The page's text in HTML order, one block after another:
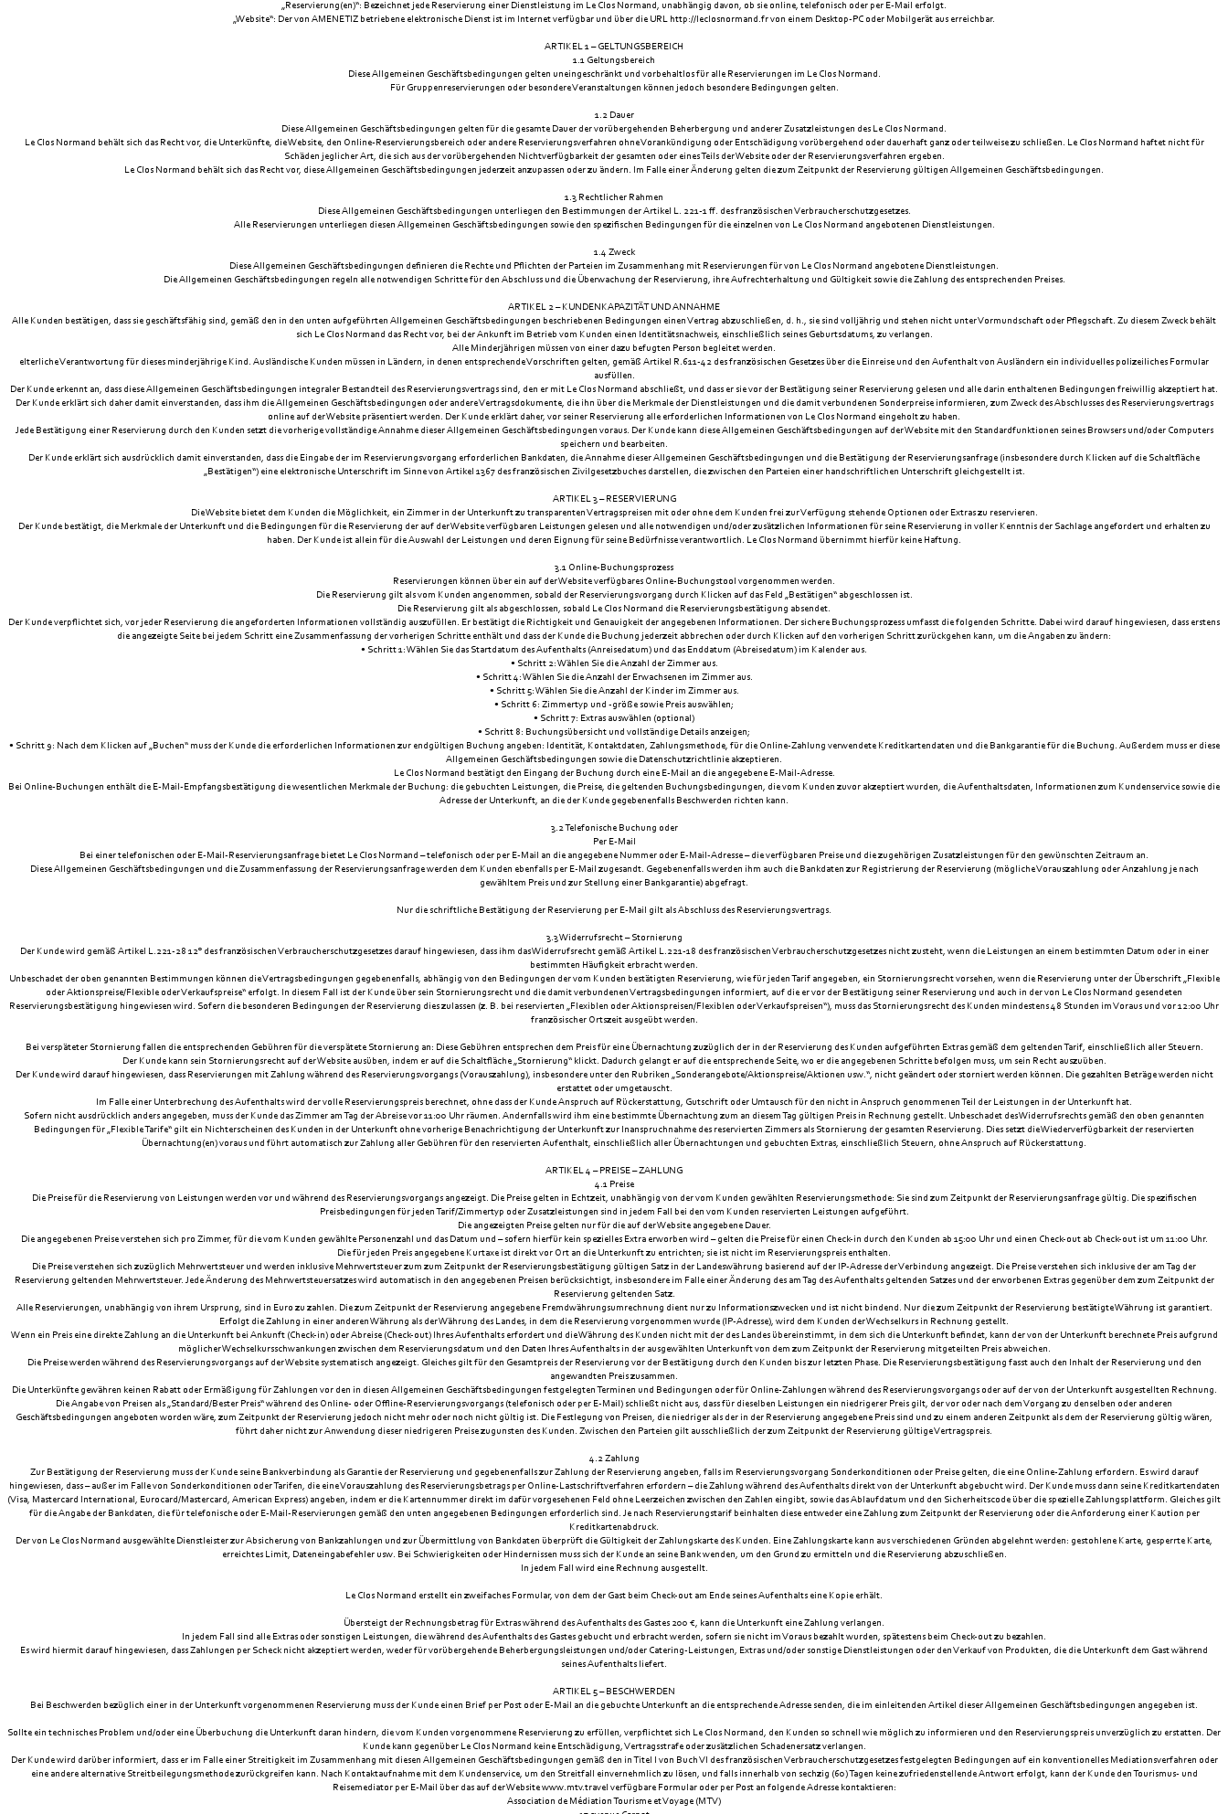
„Reservierung(en)“: Bezeichnet jede Reservierung einer Dienstleistung im Le Clos Normand, unabhängig davon, ob sie online, telefonisch oder per E-Mail erfolgt.
„Website“: Der von AMENETIZ betriebene elektronische Dienst ist im Internet verfügbar und über die URL http://leclosnormand.fr von einem Desktop-PC oder Mobilgerät aus erreichbar.
ARTIKEL 1 – GELTUNGSBEREICH
1.1 Geltungsbereich
Diese Allgemeinen Geschäftsbedingungen gelten uneingeschränkt und vorbehaltlos für alle Reservierungen im Le Clos Normand.
Für Gruppenreservierungen oder besondere Veranstaltungen können jedoch besondere Bedingungen gelten.
1.2 Dauer
Diese Allgemeinen Geschäftsbedingungen gelten für die gesamte Dauer der vorübergehenden Beherbergung und anderer Zusatzleistungen des Le Clos Normand.
Le Clos Normand behält sich das Recht vor, die Unterkünfte, die Website, den Online-Reservierungsbereich oder andere Reservierungsverfahren ohne Vorankündigung oder Entschädigung vorübergehend oder dauerhaft ganz oder teilweise zu schließen. Le Clos Normand haftet nicht für
Schäden jeglicher Art, die sich aus der vorübergehenden Nichtverfügbarkeit der gesamten oder eines Teils der Website oder der Reservierungsverfahren ergeben.
Le Clos Normand behält sich das Recht vor, diese Allgemeinen Geschäftsbedingungen jederzeit anzupassen oder zu ändern. Im Falle einer Änderung gelten die zum Zeitpunkt der Reservierung gültigen Allgemeinen Geschäftsbedingungen.
1.3 Rechtlicher Rahmen
Diese Allgemeinen Geschäftsbedingungen unterliegen den Bestimmungen der Artikel L. 221-1 ff. des französischen Verbraucherschutzgesetzes.
Alle Reservierungen unterliegen diesen Allgemeinen Geschäftsbedingungen sowie den spezifischen Bedingungen für die einzelnen von Le Clos Normand angebotenen Dienstleistungen.
1.4 Zweck
Diese Allgemeinen Geschäftsbedingungen definieren die Rechte und Pflichten der Parteien im Zusammenhang mit Reservierungen für von Le Clos Normand angebotene Dienstleistungen.
Die Allgemeinen Geschäftsbedingungen regeln alle notwendigen Schritte für den Abschluss und die Überwachung der Reservierung, ihre Aufrechterhaltung und Gültigkeit sowie die Zahlung des entsprechenden Preises.
ARTIKEL 2 – KUNDENKAPAZITÄT UND ANNAHME
Alle Kunden bestätigen, dass sie geschäftsfähig sind, gemäß den in den unten aufgeführten Allgemeinen Geschäftsbedingungen beschriebenen Bedingungen einen Vertrag abzuschließen, d. h., sie sind volljährig und stehen nicht unter Vormundschaft oder Pflegschaft. Zu diesem Zweck behält
sich Le Clos Normand das Recht vor, bei der Ankunft im Betrieb vom Kunden einen Identitätsnachweis, einschließlich seines Geburtsdatums, zu verlangen.
Alle Minderjährigen müssen von einer dazu befugten Person begleitet werden.
elterliche Verantwortung für dieses minderjährige Kind. Ausländische Kunden müssen in Ländern, in denen entsprechende Vorschriften gelten, gemäß Artikel R.611-42 des französischen Gesetzes über die Einreise und den Aufenthalt von Ausländern ein individuelles polizeiliches Formular
ausfüllen.
Der Kunde erkennt an, dass diese Allgemeinen Geschäftsbedingungen integraler Bestandteil des Reservierungsvertrags sind, den er mit Le Clos Normand abschließt, und dass er sie vor der Bestätigung seiner Reservierung gelesen und alle darin enthaltenen Bedingungen freiwillig akzeptiert hat.
Der Kunde erklärt sich daher damit einverstanden, dass ihm die Allgemeinen Geschäftsbedingungen oder andere Vertragsdokumente, die ihn über die Merkmale der Dienstleistungen und die damit verbundenen Sonderpreise informieren, zum Zweck des Abschlusses des Reservierungsvertrags
online auf der Website präsentiert werden. Der Kunde erklärt daher, vor seiner Reservierung alle erforderlichen Informationen von Le Clos Normand eingeholt zu haben.
Jede Bestätigung einer Reservierung durch den Kunden setzt die vorherige vollständige Annahme dieser Allgemeinen Geschäftsbedingungen voraus. Der Kunde kann diese Allgemeinen Geschäftsbedingungen auf der Website mit den Standardfunktionen seines Browsers und/oder Computers
speichern und bearbeiten.
Der Kunde erklärt sich ausdrücklich damit einverstanden, dass die Eingabe der im Reservierungsvorgang erforderlichen Bankdaten, die Annahme dieser Allgemeinen Geschäftsbedingungen und die Bestätigung der Reservierungsanfrage (insbesondere durch Klicken auf die Schaltfläche
„Bestätigen“) eine elektronische Unterschrift im Sinne von Artikel 1367 des französischen Zivilgesetzbuches darstellen, die zwischen den Parteien einer handschriftlichen Unterschrift gleichgestellt ist.
ARTIKEL 3 – RESERVIERUNG
Die Website bietet dem Kunden die Möglichkeit, ein Zimmer in der Unterkunft zu transparenten Vertragspreisen mit oder ohne dem Kunden frei zur Verfügung stehende Optionen oder Extras zu reservieren.
Der Kunde bestätigt, die Merkmale der Unterkunft und die Bedingungen für die Reservierung der auf der Website verfügbaren Leistungen gelesen und alle notwendigen und/oder zusätzlichen Informationen für seine Reservierung in voller Kenntnis der Sachlage angefordert und erhalten zu
haben. Der Kunde ist allein für die Auswahl der Leistungen und deren Eignung für seine Bedürfnisse verantwortlich. Le Clos Normand übernimmt hierfür keine Haftung.
3.1 Online-Buchungsprozess
Reservierungen können über ein auf der Website verfügbares Online-Buchungstool vorgenommen werden.
Die Reservierung gilt als vom Kunden angenommen, sobald der Reservierungsvorgang durch Klicken auf das Feld „Bestätigen“ abgeschlossen ist.
Die Reservierung gilt als abgeschlossen, sobald Le Clos Normand die Reservierungsbestätigung absendet.
Der Kunde verpflichtet sich, vor jeder Reservierung die angeforderten Informationen vollständig auszufüllen. Er bestätigt die Richtigkeit und Genauigkeit der angegebenen Informationen. Der sichere Buchungsprozess umfasst die folgenden Schritte. Dabei wird darauf hingewiesen, dass erstens
die angezeigte Seite bei jedem Schritt eine Zusammenfassung der vorherigen Schritte enthält und dass der Kunde die Buchung jederzeit abbrechen oder durch Klicken auf den vorherigen Schritt zurückgehen kann, um die Angaben zu ändern:
• Schritt 1: Wählen Sie das Startdatum des Aufenthalts (Anreisedatum) und das Enddatum (Abreisedatum) im Kalender aus.
• Schritt 2: Wählen Sie die Anzahl der Zimmer aus.
• Schritt 4: Wählen Sie die Anzahl der Erwachsenen im Zimmer aus.
• Schritt 5: Wählen Sie die Anzahl der Kinder im Zimmer aus.
• Schritt 6: Zimmertyp und -größe sowie Preis auswählen;
• Schritt 7: Extras auswählen (optional)
• Schritt 8: Buchungsübersicht und vollständige Details anzeigen;
• Schritt 9: Nach dem Klicken auf „Buchen“ muss der Kunde die erforderlichen Informationen zur endgültigen Buchung angeben: Identität, Kontaktdaten, Zahlungsmethode, für die Online-Zahlung verwendete Kreditkartendaten und die Bankgarantie für die Buchung. Außerdem muss er diese
Allgemeinen Geschäftsbedingungen sowie die Datenschutzrichtlinie akzeptieren.
Le Clos Normand bestätigt den Eingang der Buchung durch eine E-Mail an die angegebene E-Mail-Adresse.
Bei Online-Buchungen enthält die E-Mail-Empfangsbestätigung die wesentlichen Merkmale der Buchung: die gebuchten Leistungen, die Preise, die geltenden Buchungsbedingungen, die vom Kunden zuvor akzeptiert wurden, die Aufenthaltsdaten, Informationen zum Kundenservice sowie die
Adresse der Unterkunft, an die der Kunde gegebenenfalls Beschwerden richten kann.
3.2 Telefonische Buchung oder
Per E-Mail
Bei einer telefonischen oder E-Mail-Reservierungsanfrage bietet Le Clos Normand – telefonisch oder per E-Mail an die angegebene Nummer oder E-Mail-Adresse – die verfügbaren Preise und die zugehörigen Zusatzleistungen für den gewünschten Zeitraum an.
Diese Allgemeinen Geschäftsbedingungen und die Zusammenfassung der Reservierungsanfrage werden dem Kunden ebenfalls per E-Mail zugesandt. Gegebenenfalls werden ihm auch die Bankdaten zur Registrierung der Reservierung (mögliche Vorauszahlung oder Anzahlung je nach
gewähltem Preis und zur Stellung einer Bankgarantie) abgefragt.
Nur die schriftliche Bestätigung der Reservierung per E-Mail gilt als Abschluss des Reservierungsvertrags.
3.3 Widerrufsrecht – Stornierung
Der Kunde wird gemäß Artikel L.221-28 12° des französischen Verbraucherschutzgesetzes darauf hingewiesen, dass ihm das Widerrufsrecht gemäß Artikel L.221-18 des französischen Verbraucherschutzgesetzes nicht zusteht, wenn die Leistungen an einem bestimmten Datum oder in einer
bestimmten Häufigkeit erbracht werden.
Unbeschadet der oben genannten Bestimmungen können die Vertragsbedingungen gegebenenfalls, abhängig von den Bedingungen der vom Kunden bestätigten Reservierung, wie für jeden Tarif angegeben, ein Stornierungsrecht vorsehen, wenn die Reservierung unter der Überschrift „Flexible
oder Aktionspreise/Flexible oder Verkaufspreise“ erfolgt. In diesem Fall ist der Kunde über sein Stornierungsrecht und die damit verbundenen Vertragsbedingungen informiert, auf die er vor der Bestätigung seiner Reservierung und auch in der von Le Clos Normand gesendeten
Reservierungsbestätigung hingewiesen wird. Sofern die besonderen Bedingungen der Reservierung dies zulassen (z. B. bei reservierten „Flexiblen oder Aktionspreisen/Flexiblen oder Verkaufspreisen“), muss das Stornierungsrecht des Kunden mindestens 48 Stunden im Voraus und vor 12:00 Uhr
französischer Ortszeit ausgeübt werden.
Bei verspäteter Stornierung fallen die entsprechenden Gebühren für die verspätete Stornierung an: Diese Gebühren entsprechen dem Preis für eine Übernachtung zuzüglich der in der Reservierung des Kunden aufgeführten Extras gemäß dem geltenden Tarif, einschließlich aller Steuern.
Der Kunde kann sein Stornierungsrecht auf der Website ausüben, indem er auf die Schaltfläche „Stornierung“ klickt. Dadurch gelangt er auf die entsprechende Seite, wo er die angegebenen Schritte befolgen muss, um sein Recht auszuüben.
Der Kunde wird darauf hingewiesen, dass Reservierungen mit Zahlung während des Reservierungsvorgangs (Vorauszahlung), insbesondere unter den Rubriken „Sonderangebote/Aktionspreise/Aktionen usw.“, nicht geändert oder storniert werden können. Die gezahlten Beträge werden nicht
erstattet oder umgetauscht.
Im Falle einer Unterbrechung des Aufenthalts wird der volle Reservierungspreis berechnet, ohne dass der Kunde Anspruch auf Rückerstattung, Gutschrift oder Umtausch für den nicht in Anspruch genommenen Teil der Leistungen in der Unterkunft hat.
Sofern nicht ausdrücklich anders angegeben, muss der Kunde das Zimmer am Tag der Abreise vor 11:00 Uhr räumen. Andernfalls wird ihm eine bestimmte Übernachtung zum an diesem Tag gültigen Preis in Rechnung gestellt. Unbeschadet des Widerrufsrechts gemäß den oben genannten
Bedingungen für „Flexible Tarife“ gilt ein Nichterscheinen des Kunden in der Unterkunft ohne vorherige Benachrichtigung der Unterkunft zur Inanspruchnahme des reservierten Zimmers als Stornierung der gesamten Reservierung. Dies setzt die Wiederverfügbarkeit der reservierten
Übernachtung(en) voraus und führt automatisch zur Zahlung aller Gebühren für den reservierten Aufenthalt, einschließlich aller Übernachtungen und gebuchten Extras, einschließlich Steuern, ohne Anspruch auf Rückerstattung.
ARTIKEL 4 – PREISE – ZAHLUNG
4.1 Preise
Die Preise für die Reservierung von Leistungen werden vor und während des Reservierungsvorgangs angezeigt. Die Preise gelten in Echtzeit, unabhängig von der vom Kunden gewählten Reservierungsmethode: Sie sind zum Zeitpunkt der Reservierungsanfrage gültig. Die spezifischen
Preisbedingungen für jeden Tarif/Zimmertyp oder Zusatzleistungen sind in jedem Fall bei den vom Kunden reservierten Leistungen aufgeführt.
Die angezeigten Preise gelten nur für die auf der Website angegebene Dauer.
Die angegebenen Preise verstehen sich pro Zimmer, für die vom Kunden gewählte Personenzahl und das Datum und – sofern hierfür kein spezielles Extra erworben wird – gelten die Preise für einen Check-in durch den Kunden ab 15:00 Uhr und einen Check-out ab Check-out ist um 11:00 Uhr.
Die für jeden Preis angegebene Kurtaxe ist direkt vor Ort an die Unterkunft zu entrichten; sie ist nicht im Reservierungspreis enthalten.
Die Preise verstehen sich zuzüglich Mehrwertsteuer und werden inklusive Mehrwertsteuer zum zum Zeitpunkt der Reservierungsbestätigung gültigen Satz in der Landeswährung basierend auf der IP-Adresse der Verbindung angezeigt. Die Preise verstehen sich inklusive der am Tag der
Reservierung geltenden Mehrwertsteuer. Jede Änderung des Mehrwertsteuersatzes wird automatisch in den angegebenen Preisen berücksichtigt, insbesondere im Falle einer Änderung des am Tag des Aufenthalts geltenden Satzes und der erworbenen Extras gegenüber dem zum Zeitpunkt der
Reservierung geltenden Satz.
Alle Reservierungen, unabhängig von ihrem Ursprung, sind in Euro zu zahlen. Die zum Zeitpunkt der Reservierung angegebene Fremdwährungsumrechnung dient nur zu Informationszwecken und ist nicht bindend. Nur die zum Zeitpunkt der Reservierung bestätigte Währung ist garantiert.
Erfolgt die Zahlung in einer anderen Währung als der Währung des Landes, in dem die Reservierung vorgenommen wurde (IP-Adresse), wird dem Kunden der Wechselkurs in Rechnung gestellt.
Wenn ein Preis eine direkte Zahlung an die Unterkunft bei Ankunft (Check-in) oder Abreise (Check-out) Ihres Aufenthalts erfordert und die Währung des Kunden nicht mit der des Landes übereinstimmt, in dem sich die Unterkunft befindet, kann der von der Unterkunft berechnete Preis aufgrund
möglicher Wechselkursschwankungen zwischen dem Reservierungsdatum und den Daten Ihres Aufenthalts in der ausgewählten Unterkunft von dem zum Zeitpunkt der Reservierung mitgeteilten Preis abweichen.
Die Preise werden während des Reservierungsvorgangs auf der Website systematisch angezeigt. Gleiches gilt für den Gesamtpreis der Reservierung vor der Bestätigung durch den Kunden bis zur letzten Phase. Die Reservierungsbestätigung fasst auch den Inhalt der Reservierung und den
angewandten Preis zusammen.
Die Unterkünfte gewähren keinen Rabatt oder Ermäßigung für Zahlungen vor den in diesen Allgemeinen Geschäftsbedingungen festgelegten Terminen und Bedingungen oder für Online-Zahlungen während des Reservierungsvorgangs oder auf der von der Unterkunft ausgestellten Rechnung.
Die Angabe von Preisen als „Standard/Bester Preis“ während des Online- oder Offline-Reservierungsvorgangs (telefonisch oder per E-Mail) schließt nicht aus, dass für dieselben Leistungen ein niedrigerer Preis gilt, der vor oder nach dem Vorgang zu denselben oder anderen
Geschäftsbedingungen angeboten worden wäre, zum Zeitpunkt der Reservierung jedoch nicht mehr oder noch nicht gültig ist. Die Festlegung von Preisen, die niedriger als der in der Reservierung angegebene Preis sind und zu einem anderen Zeitpunkt als dem der Reservierung gültig wären,
führt daher nicht zur Anwendung dieser niedrigeren Preise zugunsten des Kunden. Zwischen den Parteien gilt ausschließlich der zum Zeitpunkt der Reservierung gültige Vertragspreis.
4.2 Zahlung
Zur Bestätigung der Reservierung muss der Kunde seine Bankverbindung als Garantie der Reservierung und gegebenenfalls zur Zahlung der Reservierung angeben, falls im Reservierungsvorgang Sonderkonditionen oder Preise gelten, die eine Online-Zahlung erfordern. Es wird darauf
hingewiesen, dass – außer im Falle von Sonderkonditionen oder Tarifen, die eine Vorauszahlung des Reservierungsbetrags per Online-Lastschriftverfahren erfordern – die Zahlung während des Aufenthalts direkt von der Unterkunft abgebucht wird. Der Kunde muss dann seine Kreditkartendaten
(Visa, Mastercard International, Eurocard/Mastercard, American Express) angeben, indem er die Kartennummer direkt im dafür vorgesehenen Feld ohne Leerzeichen zwischen den Zahlen eingibt, sowie das Ablaufdatum und den Sicherheitscode über die spezielle Zahlungsplattform. Gleiches gilt
für die Angabe der Bankdaten, die für telefonische oder E-Mail-Reservierungen gemäß den unten angegebenen Bedingungen erforderlich sind. Je nach Reservierungstarif beinhalten diese entweder eine Zahlung zum Zeitpunkt der Reservierung oder die Anforderung einer Kaution per
Kreditkartenabdruck.
Der von Le Clos Normand ausgewählte Dienstleister zur Absicherung von Bankzahlungen und zur Übermittlung von Bankdaten überprüft die Gültigkeit der Zahlungskarte des Kunden. Eine Zahlungskarte kann aus verschiedenen Gründen abgelehnt werden: gestohlene Karte, gesperrte Karte,
erreichtes Limit, Dateneingabefehler usw. Bei Schwierigkeiten oder Hindernissen muss sich der Kunde an seine Bank wenden, um den Grund zu ermitteln und die Reservierung abzuschließen.
In jedem Fall wird eine Rechnung ausgestellt.
Le Clos Normand erstellt ein zweifaches Formular, von dem der Gast beim Check-out am Ende seines Aufenthalts eine Kopie erhält.
Übersteigt der Rechnungsbetrag für Extras während des Aufenthalts des Gastes 200 €, kann die Unterkunft eine Zahlung verlangen.
In jedem Fall sind alle Extras oder sonstigen Leistungen, die während des Aufenthalts des Gastes gebucht und erbracht werden, sofern sie nicht im Voraus bezahlt wurden, spätestens beim Check-out zu bezahlen.
Es wird hiermit darauf hingewiesen, dass Zahlungen per Scheck nicht akzeptiert werden, weder für vorübergehende Beherbergungsleistungen und/oder Catering-Leistungen, Extras und/oder sonstige Dienstleistungen oder den Verkauf von Produkten, die die Unterkunft dem Gast während
seines Aufenthalts liefert.
ARTIKEL 5 – BESCHWERDEN
Bei Beschwerden bezüglich einer in der Unterkunft vorgenommenen Reservierung muss der Kunde einen Brief per Post oder E-Mail an die gebuchte Unterkunft an die entsprechende Adresse senden, die im einleitenden Artikel dieser Allgemeinen Geschäftsbedingungen angegeben ist.
Sollte ein technisches Problem und/oder eine Überbuchung die Unterkunft daran hindern, die vom Kunden vorgenommene Reservierung zu erfüllen, verpflichtet sich Le Clos Normand, den Kunden so schnell wie möglich zu informieren und den Reservierungspreis unverzüglich zu erstatten. Der
Kunde kann gegenüber Le Clos Normand keine Entschädigung, Vertragsstrafe oder zusätzlichen Schadenersatz verlangen.
Der Kunde wird darüber informiert, dass er im Falle einer Streitigkeit im Zusammenhang mit diesen Allgemeinen Geschäftsbedingungen gemäß den in Titel I von Buch VI des französischen Verbraucherschutzgesetzes festgelegten Bedingungen auf ein konventionelles Mediationsverfahren oder
eine andere alternative Streitbeilegungsmethode zurückgreifen kann. Nach Kontaktaufnahme mit dem Kundenservice, um den Streitfall einvernehmlich zu lösen, und falls innerhalb von sechzig (60) Tagen keine zufriedenstellende Antwort erfolgt, kann der Kunde den Tourismus- und
Reisemediator per E-Mail über das auf der Website www.mtv.travel verfügbare Formular oder per Post an folgende Adresse kontaktieren:
Association de Médiation Tourisme et Voyage (MTV)